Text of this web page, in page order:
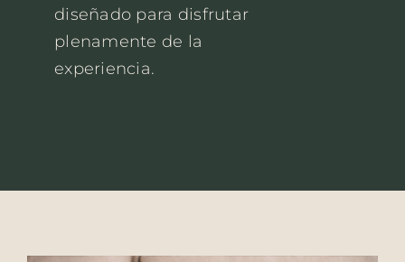
Cursos
diseñado para disfrutar
plenamente de la
experiencia.